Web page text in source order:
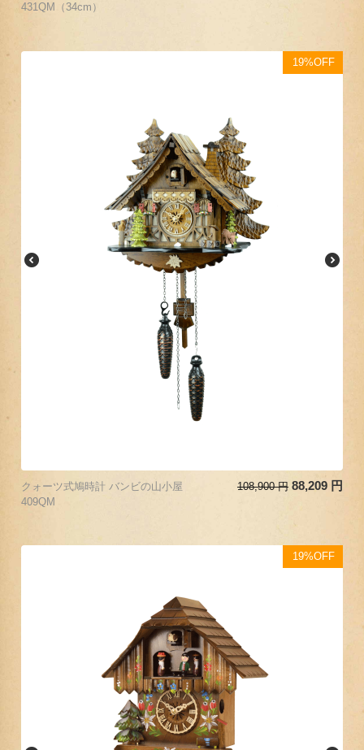
431QM（34cm）
19%OFF
クォーツ式鳩時計 バンビの山小屋
409QM
108,900 円 88,209 円
19%OFF